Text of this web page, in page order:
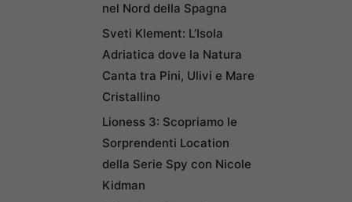
nel Nord della Spagna
Sveti Klement: L’Isola
Adriatica dove la Natura
Canta tra Pini, Ulivi e Mare
Cristallino
Lioness 3: Scopriamo le
Sorprendenti Location
della Serie Spy con Nicole
Kidman